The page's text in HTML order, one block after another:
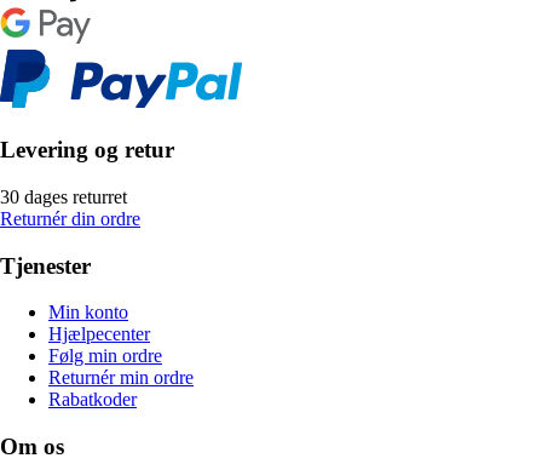
Levering og retur
30 dages returret
Returnér din ordre
Tjenester
Min konto
Hjælpecenter
Følg min ordre
Returnér min ordre
Rabatkoder
Om os